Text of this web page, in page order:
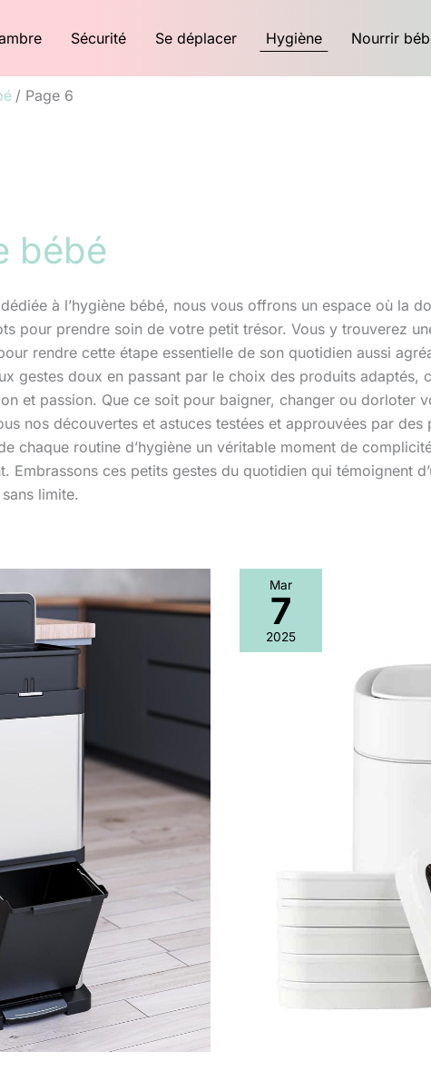
Sécurité Se déplacer Hygiène Nourrir
Page 6
bébé
à l’hygiène bébé, nous vous offrons un espace où la
pour prendre soin de votre petit trésor. Vous y trouverez
rendre cette étape essentielle de son quotidien aussi
gestes doux en passant par le choix des produits adaptés,
et passion. Que ce soit pour baigner, changer ou dorloter
nos découvertes et astuces testées et approuvées par des
chaque routine d’hygiène un véritable moment de
Embrassons ces petits gestes du quotidien qui témoignent
limite.
Mar
7
2025
Test
de
la
automatique